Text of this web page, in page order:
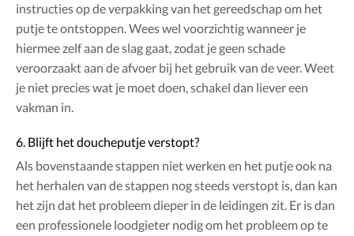
instructies op de verpakking van het gereedschap om het
putje te ontstoppen. Wees wel voorzichtig wanneer je
hiermee zelf aan de slag gaat, zodat je geen schade
veroorzaakt aan de afvoer bij het gebruik van de veer. Weet
je niet precies wat je moet doen, schakel dan liever een
vakman in.
6. Blijft het doucheputje verstopt?
Als bovenstaande stappen niet werken en het putje ook na
het herhalen van de stappen nog steeds verstopt is, dan kan
het zijn dat het probleem dieper in de leidingen zit. Er is dan
een professionele loodgieter nodig om het probleem op te